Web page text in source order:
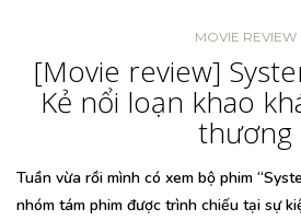
MOVIE REVIEW
[Movie review]
Kẻ nổi loạn khao
thương
Tuần vừa rồi mình có xem bộ phim
nhóm tám phim được trình chiếu tại sự